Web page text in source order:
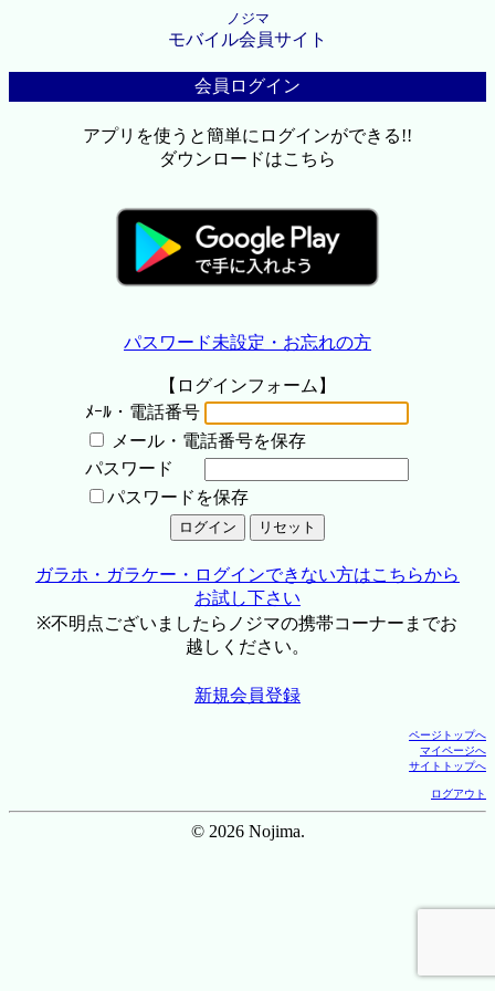
ノジマ
モバイル会員サイト
会員ログイン
アプリを使うと簡単にログインができる!!
ダウンロードはこちら
パスワード未設定・お忘れの方
【ログインフォーム】
ﾒｰﾙ・電話番号
メール・電話番号を保存
パスワード
パスワードを保存
ガラホ・ガラケー・ログインできない方はこちらから
お試し下さい
※不明点ございましたらノジマの携帯コーナーまでお
越しください。
新規会員登録
ページトップへ
マイページへ
サイトトップへ
ログアウト
© 2026 Nojima.